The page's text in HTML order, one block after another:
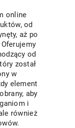
online
od
aż po
od
został
w
element
aby
i
również